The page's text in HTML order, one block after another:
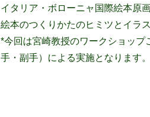
イタリア・ボローニャ国際絵本原
絵本のつくりかたのヒミツとイラ
*今回は宮崎教授のワークショッ
手・副手）による実施となります